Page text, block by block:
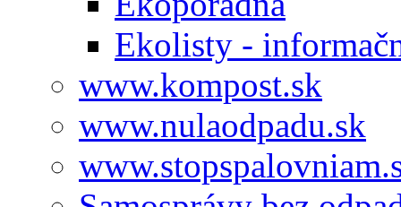
Ekolisty -
www.kompost.sk
www.nulaodpadu.sk